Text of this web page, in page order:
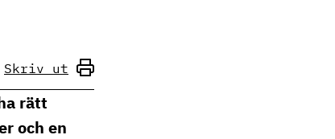
Skriv ut
rätt
och en